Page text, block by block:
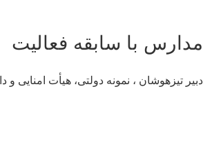
با سابقه فعالیت
تیزهوشان ، نمونه دولتی، هیأت امنایی و